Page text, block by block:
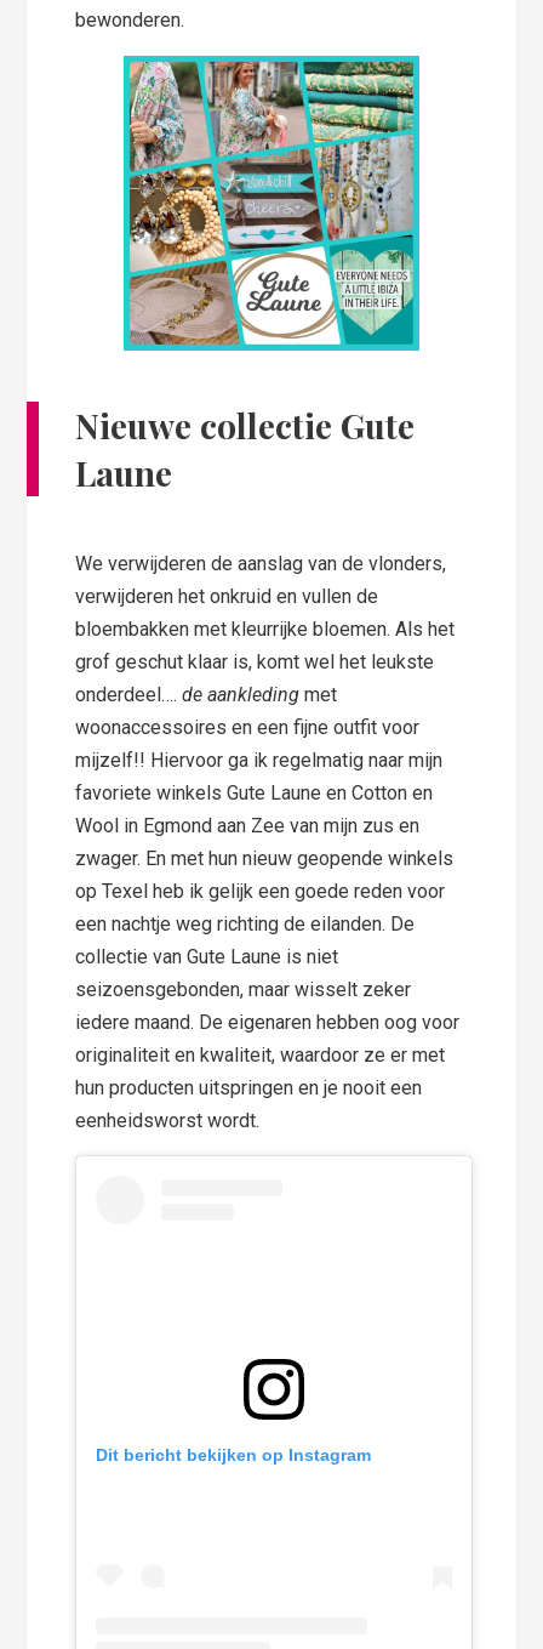
bewonderen.
Nieuwe collectie Gute
Laune
We verwijderen de aanslag van de vlonders,
verwijderen het onkruid en vullen de
bloembakken met kleurrijke bloemen. Als het
grof geschut klaar is, komt wel het leukste
onderdeel….de aankleding met
woonaccessoires en een fijne outfit voor
mijzelf!! Hiervoor ga ik regelmatig naar mijn
favoriete winkels Gute Laune en Cotton en
Wool in Egmond aan Zee van mijn zus en
zwager. En met hun nieuw geopende winkels
op Texel heb ik gelijk een goede reden voor
een nachtje weg richting de eilanden. De
collectie van Gute Laune is niet
seizoensgebonden, maar wisselt zeker
iedere maand. De eigenaren hebben oog voor
originaliteit en kwaliteit, waardoor ze er met
hun producten uitspringen en je nooit een
eenheidsworst wordt.
Dit bericht bekijken op Instagram